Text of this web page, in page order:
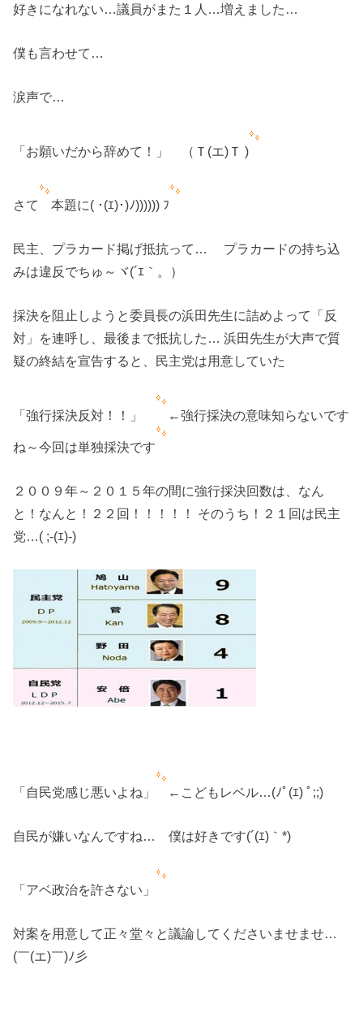
好きになれない…議員がまた１人…増えました…
僕も言わせて…
涙声で…
「お願いだから辞めて！」 （Ｔ(エ)Ｔ )
さて 本題に( ･(ｴ)･)ﾉ)))))) ﾌ
民主、プラカード掲げ抵抗って… プラカードの持ち込
みは違反でちゅ～ヾ(´ｴ｀。）
採決を阻止しようと委員長の浜田先生に詰めよって「反
対」を連呼し、最後まで抵抗した… 浜田先生が大声で質
疑の終結を宣告すると、民主党は用意していた
「強行採決反対！！」 ←強行採決の意味知らないです
ね～今回は単独採決です
２００９年～２０１５年の間に強行採決回数は、なん
と！なんと！２２回！！！！！ そのうち！２１回は民主
党…( ;-(ｴ)-)ゞ
「自民党感じ悪いよね」 ←こどもレベル…(ﾉﾟ(ｴ) ﾟ;;)
自民が嫌いなんですね… 僕は好きです(´(ｴ)｀*)ゝ
「アベ政治を許さない」
対案を用意して正々堂々と議論してくださいませませ…
(￣(エ)￣)ﾉ彡